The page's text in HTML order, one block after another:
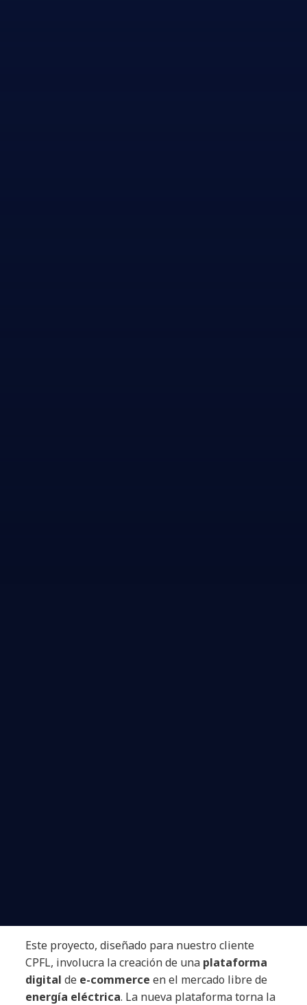
Este proyecto, diseñado para nuestro cliente
CPFL, involucra la creación de una plataforma
digital de e-commerce en el mercado libre de
energía eléctrica. La nueva plataforma torna la